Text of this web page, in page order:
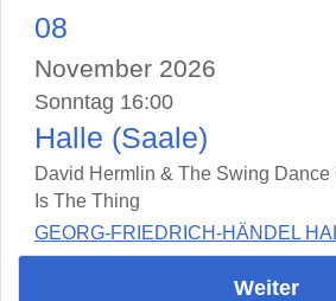
08
November 2026
Sonntag 16:00
Halle (Saale)
David Hermlin & The Swing Dance
Is The Thing
GEORG-FRIEDRICH-HÄNDEL
Weiter